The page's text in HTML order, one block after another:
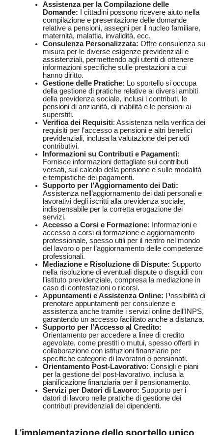
Assistenza per la Compilazione delle
Domande: I cittadini possono ricevere aiuto nella
compilazione e presentazione delle domande
relative a pensioni, assegni per il nucleo familiare,
maternità, malattia, invalidità, ecc.
Consulenza Personalizzata: Offre consulenza su
misura per le diverse esigenze previdenziali e
assistenziali, permettendo agli utenti di ottenere
informazioni specifiche sulle prestazioni a cui
hanno diritto.
Gestione delle Pratiche: Lo sportello si occupa
della gestione di pratiche relative ai diversi ambiti
della previdenza sociale, inclusi i contributi, le
pensioni di anzianità, di inabilità e le pensioni ai
superstiti.
Verifica dei Requisiti: Assistenza nella verifica dei
requisiti per l’accesso a pensioni e altri benefici
previdenziali, inclusa la valutazione dei periodi
contributivi.
Informazioni su Contributi e Pagamenti:
Fornisce informazioni dettagliate sui contributi
versati, sul calcolo della pensione e sulle modalità
e tempistiche dei pagamenti.
Supporto per l’Aggiornamento dei Dati:
Assistenza nell’aggiornamento dei dati personali e
lavorativi degli iscritti alla previdenza sociale,
indispensabile per la corretta erogazione dei
servizi.
Accesso a Corsi e Formazione: Informazioni e
accesso a corsi di formazione e aggiornamento
professionale, spesso utili per il rientro nel mondo
del lavoro o per l’aggiornamento delle competenze
professionali.
Mediazione e Risoluzione di Dispute: Supporto
nella risoluzione di eventuali dispute o disguidi con
l’istituto previdenziale, compresa la mediazione in
caso di contestazioni o ricorsi.
Appuntamenti e Assistenza Online: Possibilità di
prenotare appuntamenti per consulenze e
assistenza anche tramite i servizi online dell’INPS,
garantendo un accesso facilitato anche a distanza.
Supporto per l’Accesso al Credito:
Orientamento per accedere a linee di credito
agevolate, come prestiti o mutui, spesso offerti in
collaborazione con istituzioni finanziarie per
specifiche categorie di lavoratori o pensionati.
Orientamento Post-Lavorativo: Consigli e piani
per la gestione del post-lavorativo, inclusa la
pianificazione finanziaria per il pensionamento.
Servizi per Datori di Lavoro: Supporto per i
datori di lavoro nelle pratiche di gestione dei
contributi previdenziali dei dipendenti.
L’implementazione dello sportello unico